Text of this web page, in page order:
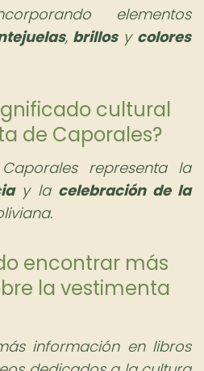
elementos
, brillosy colores
cultural
de Caporales?
representa la
y la celebración de la
encontrar más
la vestimenta
información en libros